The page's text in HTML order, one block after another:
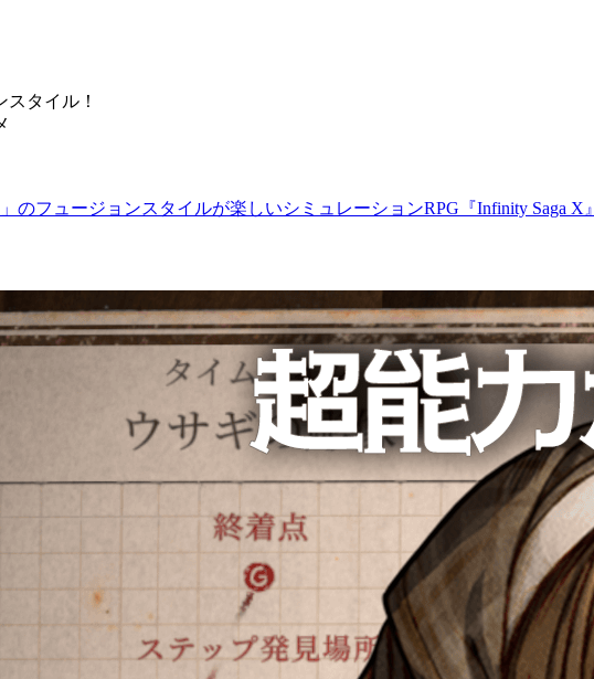
タイル！
のフュージョンスタイルが楽しいシミュレーションRPG『Infinity Saga X』